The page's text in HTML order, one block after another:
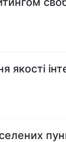
якості